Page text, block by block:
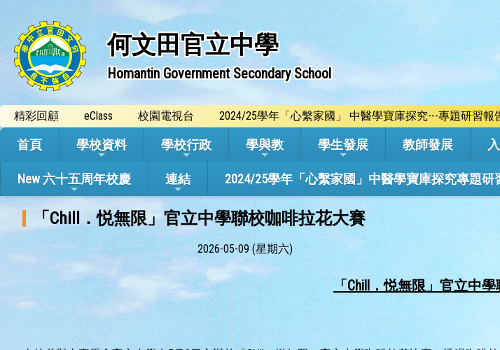
何文田官立中學
Homantin Government Secondary School
精彩回顧 eClass 校園電視台 2024/25學年「心繫家國」 中醫學寶庫探究---專題研習報
首頁 學校資料 學校行政 學與教 學生發展 教師發展
New 六十五周年校慶 連結 2024/25學年「心繫家國」中醫學寶庫探究專題
「Chill．悦無限」官立中學聯校咖啡拉花大賽
2026-05-09 (星期六)
「Chill．悦無限」官立中